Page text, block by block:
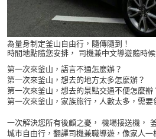
為量身制定釜山自由行，隨傳隨到！
時間地點隨您安排， 司機兼中文導遊隨時候
第一次來釜山，語言不通怎麼辦？
第一次來釜山，想去的地方太多怎麼辦？
第一次來釜山，想去的景點交通不便怎麼辦
第一次來釜山，家族旅行，人數太多，需要
一次解決您所有後顧之憂， 機場接送機，
城市自由行，翻譯司機兼職導遊，像家人